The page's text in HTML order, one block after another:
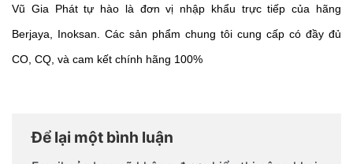
Vũ Gia Phát tự hào là đơn vị nhập khẩu trực tiếp của hãng
Berjaya, Inoksan. Các sản phẩm chung tôi cung cấp có đầy đủ
CO, CQ, và cam kết chính hãng 100%
Để lại một bình luận